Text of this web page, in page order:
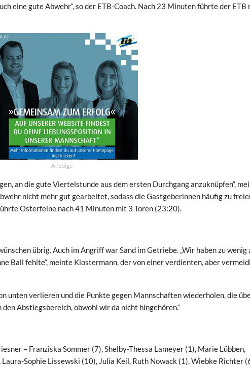
eine gute Abwehr“, so der ETB-Coach. Nach 23 Minuten führte der ETB
Anzeige
an die gute Viertelstunde aus dem ersten Durchgang anzuknüpfen“,
nicht mehr gut gearbeitet, sodass die Gastgeberinnen häufig zu
Osterfeine nach 41 Minuten mit 3 Toren (23:20).
übrig. Auch im Angriff war Sand im Getriebe. „Wir haben zu wenig
Ball fehlte“, meinte Klostermann, der von einer verdienten, aber
unten verlieren und die Punkte gegen Mannschaften wiederholen, die
Abstiegsbereich, obwohl wir da nicht hingehören.“
– Franziska Sommer (7), Shelby-Thessa Lameyer (1), Marie Lübben,
Sophie Lissewski (10), Julia Keil, Ruth Nowack (1), Wiebke Richter